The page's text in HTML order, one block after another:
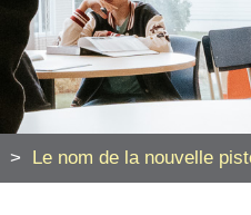
> Le nom de la nouvelle